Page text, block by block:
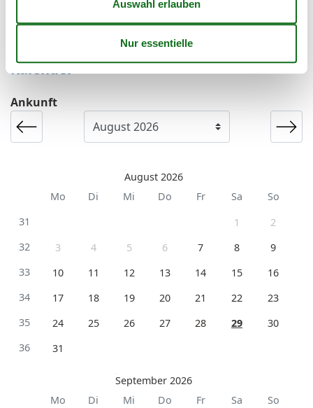
einen Kurzurlaub zu machen, typischerweise
außerhalb der Hochsaison.
Kalender
Ankunft
August 2026
Mo
Di Mi Do Fr Sa
So
31
1
2
32
3 4 5 6 7 8
9
33
10 11 12 13 14 15
16
34
17 18 19 20 21 22
23
35
24 25 26 27 28 29
30
36
31
September 2026
Mo
Di Mi Do Fr Sa
So